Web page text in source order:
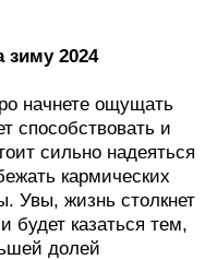
2024
начнете ощущать
способствовать и
сильно надеяться
кармических
Увы, жизнь столкнет
будет казаться тем,
долей